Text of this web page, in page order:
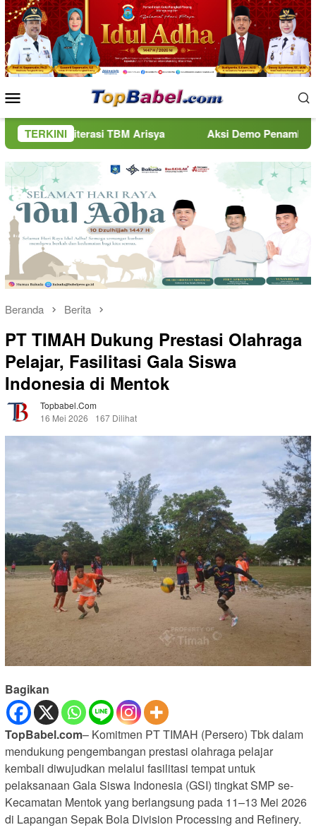
Loncat
ke
konten
Mobile
TERKINI
TBM Arisya Aksi Demo Penambang Timah di
Beranda Berita
PT TIMAH Dukung Prestasi Olahraga
Pelajar, Fasilitasi Gala Siswa
Indonesia di Mentok
Topbabel.com
16 Mei 2026
167 Dilihat
Bagikan
TopBabel.com– Komitmen PT TIMAH (Persero) Tbk dalam
mendukung pengembangan prestasi olahraga pelajar
kembali diwujudkan melalui fasilitasi tempat untuk
pelaksanaan Gala Siswa Indonesia (GSI) tingkat SMP se-
Kecamatan Mentok yang berlangsung pada 11–13 Mei 2026
di Lapangan Sepak Bola Division Processing and Refinery.